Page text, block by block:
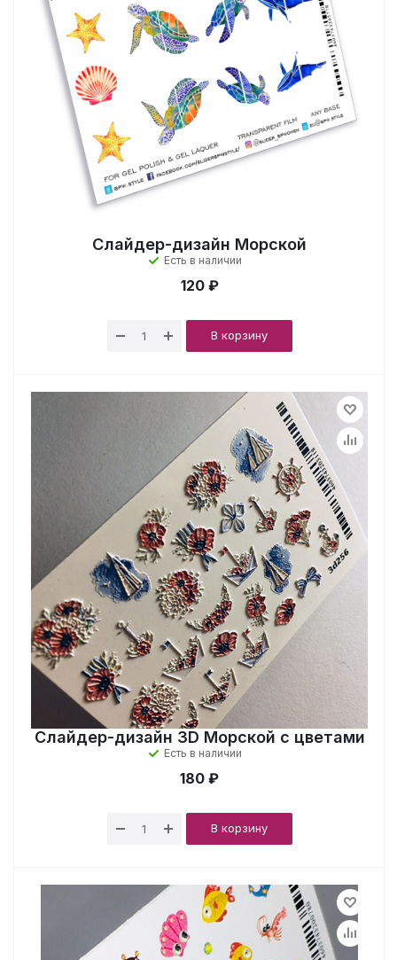
Слайдер-дизайн Морской
Есть в наличии
120 ₽
В корзину
Слайдер-дизайн 3D Морской с цветами
Есть в наличии
180 ₽
В корзину